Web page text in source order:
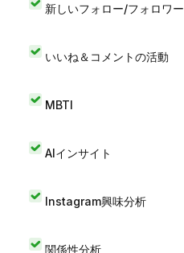
新しいフォロー/フォロワー
いいね＆コメントの活動
MBTI
AIインサイト
Instagram興味分析
関係性分析